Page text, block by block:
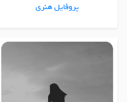
پروفایل هنری